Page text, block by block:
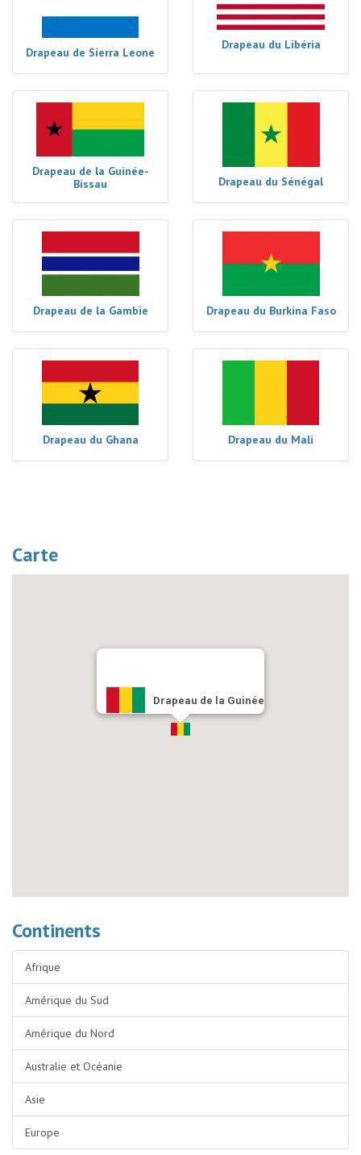
Drapeau de Sierra Leone
Drapeau du Libéria
Drapeau de la Guinée-
Bissau
Drapeau du Sénégal
Drapeau de la Gambie Drapeau du Burkina Faso
Drapeau du Ghana Drapeau du Mali
Carte
Drapeau de la Guinée
Continents
Afrique
Amérique du Sud
Amérique du Nord
Australie et Océanie
Asie
Europe